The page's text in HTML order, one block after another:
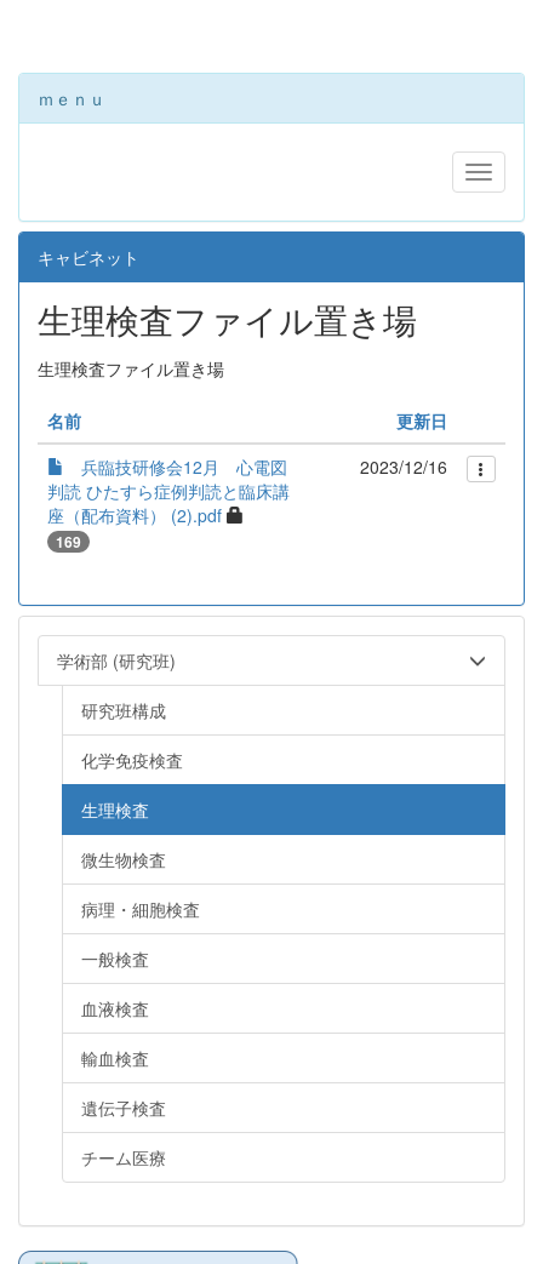
ｍｅｎｕ
キャビネット
生理検査ファイル置き場
生理検査ファイル置き場
名前
更新日
兵臨技研修会12月 心電図
判読 ひたすら症例判読と臨床講
座（配布資料） (2).pdf
169
2023/12/16
学術部 (研究班)
研究班構成
化学免疫検査
生理検査
微生物検査
病理・細胞検査
一般検査
血液検査
輸血検査
遺伝子検査
チーム医療